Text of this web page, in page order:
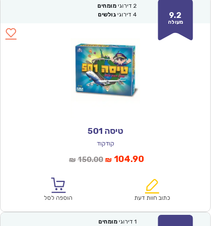
9.2
מעולה
2 דירוגי מומחים
4 דירוגי גולשים
טיסה 501
קודקוד
₪ 150.00המחיר
₪150.00.
₪ 104.90המחיר
הוא:
כתוב חוות דעת הוספה לסל
1 דירוגי מומחים